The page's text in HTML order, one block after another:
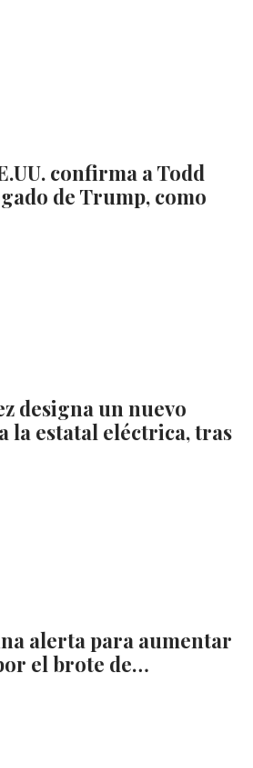
confirma a Todd
de Trump, como
designa un nuevo
la estatal eléctrica, tras
alerta para aumentar
el brote de…